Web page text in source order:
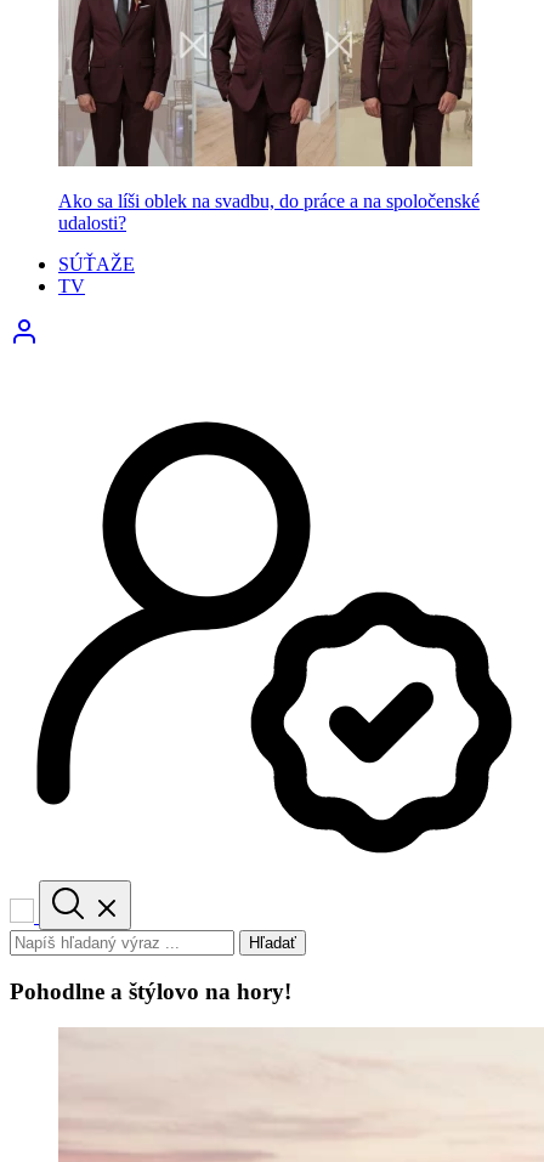
Ako sa líši oblek na svadbu, do práce a na spoločenské
udalosti?
SÚŤAŽE
TV
Hľadať
Pohodlne a štýlovo na hory!